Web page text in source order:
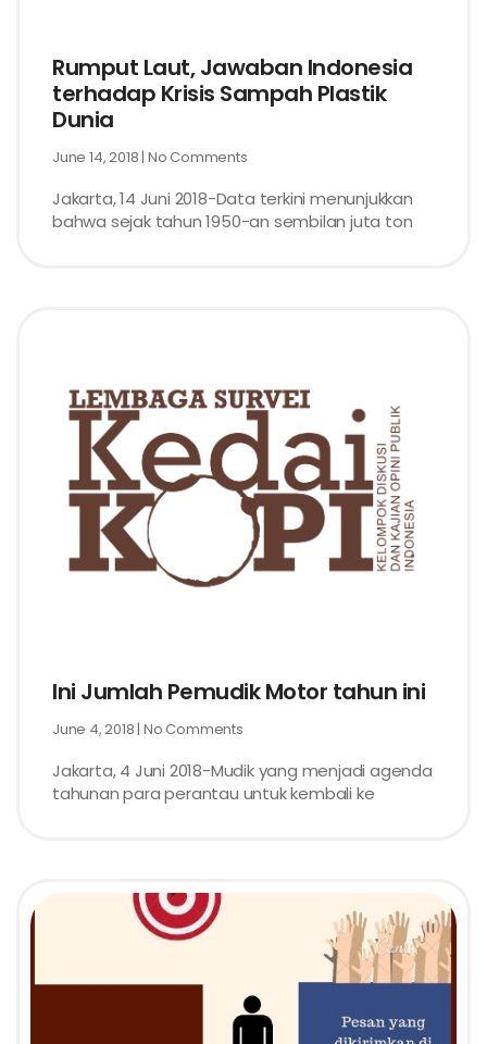
Rumput Laut, Jawaban Indonesia
terhadap Krisis Sampah Plastik
Dunia
June 14, 2018 No Comments
Jakarta, 14 Juni 2018-Data terkini menunjukkan
bahwa sejak tahun 1950-an sembilan juta ton
Ini Jumlah Pemudik Motor tahun ini
June 4, 2018 No Comments
Jakarta, 4 Juni 2018-Mudik yang menjadi agenda
tahunan para perantau untuk kembali ke